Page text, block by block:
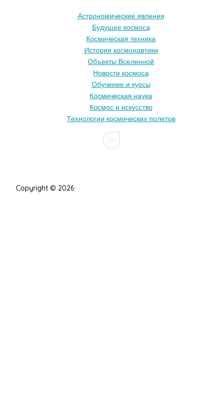
Астрономические явления
Будущее космоса
Космическая техника
История космонавтики
Объекты Вселенной
Новости космоса
Обучение и курсы
Космическая наука
Космос и искусство
Технологии космических полетов
Copyright © 2026